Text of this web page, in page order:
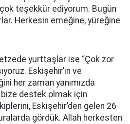
teşekkür ediyorum. Bugün
Herkesin emeğine, yüreğine
yurttaşlar ise “Çok zor
Eskişehir’in ve
her zaman yanımızda
destek olmak için
Eskişehir’den gelen 26
gördük. Allah herkesten